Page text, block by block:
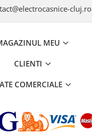
cluj.ro
MEU
CLIENTI
COMERCIALE